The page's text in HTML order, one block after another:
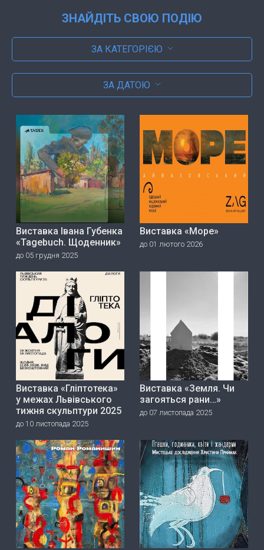
ЗНАЙДІТЬ СВОЮ ПОДІЮ
ЗА КАТЕГОРІЄЮ
ЗА ДАТОЮ
Виставка Івана Губенка
«Tagebuch. Щоденник»
до 05 грудня 2025
Виставка «Море»
до 01 лютого 2026
Виставка «Гліптотека»
у межах Львівського
тижня скульптури 2025
до 10 листопада 2025
Виставка «Земля. Чи
загояться рани…»
до 07 листопада 2025